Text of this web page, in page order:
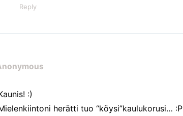
Reply
:)
herätti tuo “köysi”kaulukorusi… :P